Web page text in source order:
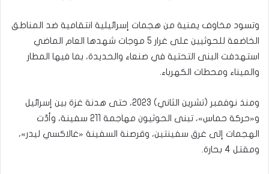
وتسود مخاوف يمنية من هجمات إسرائيلية انتقامية ضد المناطق
الخاضعة للحوثيين على غرار 5 موجات شهدها العام الماضي
استهدفت البنى التحتية في صنعاء والحديدة، بما فيها المطار
والميناء ومحطات الكهرباء.
ومنذ نوفمبر (تشرين الثاني) 2023، حتى هدنة غزة بين إسرائيل
و«حركة حماس»، تبنى الحوثيون مهاجمة 211 سفينة، وأدّت
الهجمات إلى غرق سفينتين، وقرصنة السفينة «غالاكسي ليدر»،
ومقتل 4 بحارة.